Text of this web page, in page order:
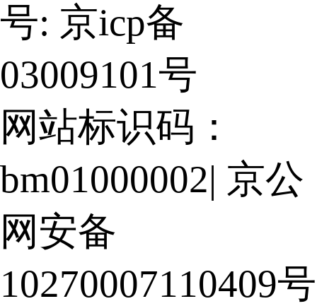
号: 京icp备
03009101号
网站标识码：
bm01000002| 京公
网安备
10270007110409号